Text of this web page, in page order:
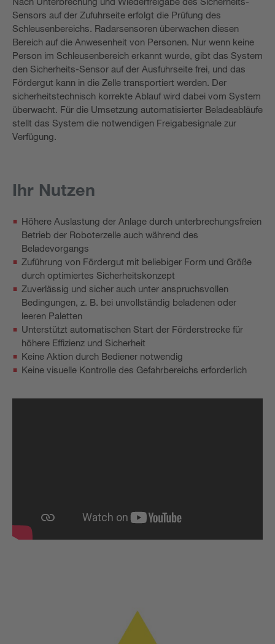
Sensors auf der Zufuhrseite erfolgt die Prüfung des
Schleusenbereichs. Radarsensoren überwachen diesen
Bereich auf die Anwesenheit von Personen. Nur wenn keine
Person im Schleusenbereich erkannt wurde, gibt das System
den Sicherheits-Sensor auf der Ausfuhrseite frei, und das
Fördergut kann in die Zelle transportiert werden. Der
sicherheitstechnisch korrekte Ablauf wird dabei vom System
überwacht. Für die Umsetzung automatisierter Beladeabläufe
stellt das System die notwendigen Freigabesignale zur
Verfügung.
Ihr Nutzen
Höhere Auslastung der Anlage durch unterbrechungsfreien
Betrieb der Roboterzelle auch während des
Beladevorgangs
Zuführung von Fördergut mit beliebiger Form und Größe
durch optimiertes Sicherheitskonzept
Zuverlässig und sicher auch unter anspruchsvollen
Bedingungen, z. B. bei unvollständig beladenen oder
leeren Paletten
Unterstützt automatischen Start der Förderstrecke für
höhere Effizienz und Sicherheit
Keine Aktion durch Bediener notwendig
Keine visuelle Kontrolle des Gefahrbereichs erforderlich